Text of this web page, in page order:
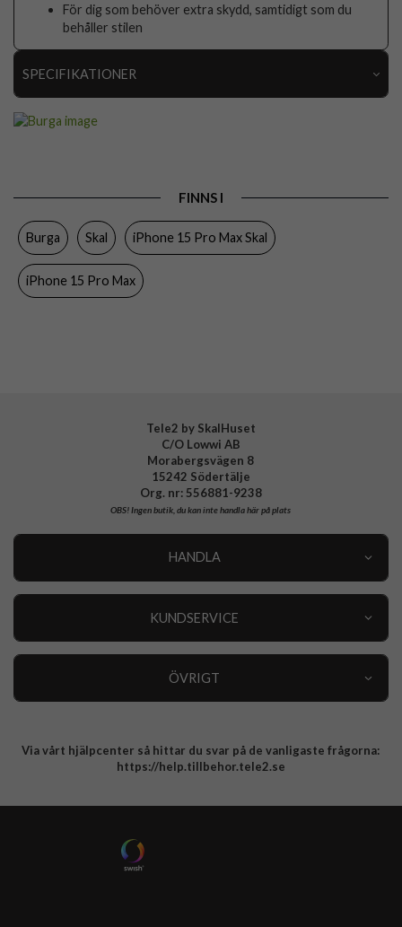
För dig som behöver extra skydd, samtidigt som du
behåller stilen
SPECIFIKATIONER
Material Hårdplast (PC), Mjukplast (TPU)
Tillverkarens art nr
FINNS I
Burga Skal iPhone 15 Pro Max Skal
iPhone 15 Pro Max
Tele2 by SkalHuset
C/O Lowwi AB
Morabergsvägen 8
15242 Södertälje
Org. nr: 556881-9238
OBS!Ingen butik, du kan inte handla här på plats
HANDLA
KUNDSERVICE
ÖVRIGT
Integritetspolicy
Via vårt hjälpcenter så hittar du svar på de vanligaste frågorna:
https://help.tillbehor.tele2.se